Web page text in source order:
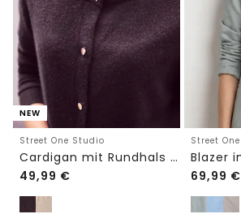
NEW
Street One Studio
Cardigan mit Rundhals und Knöpfen
49,99 €
Street One
69,99 €